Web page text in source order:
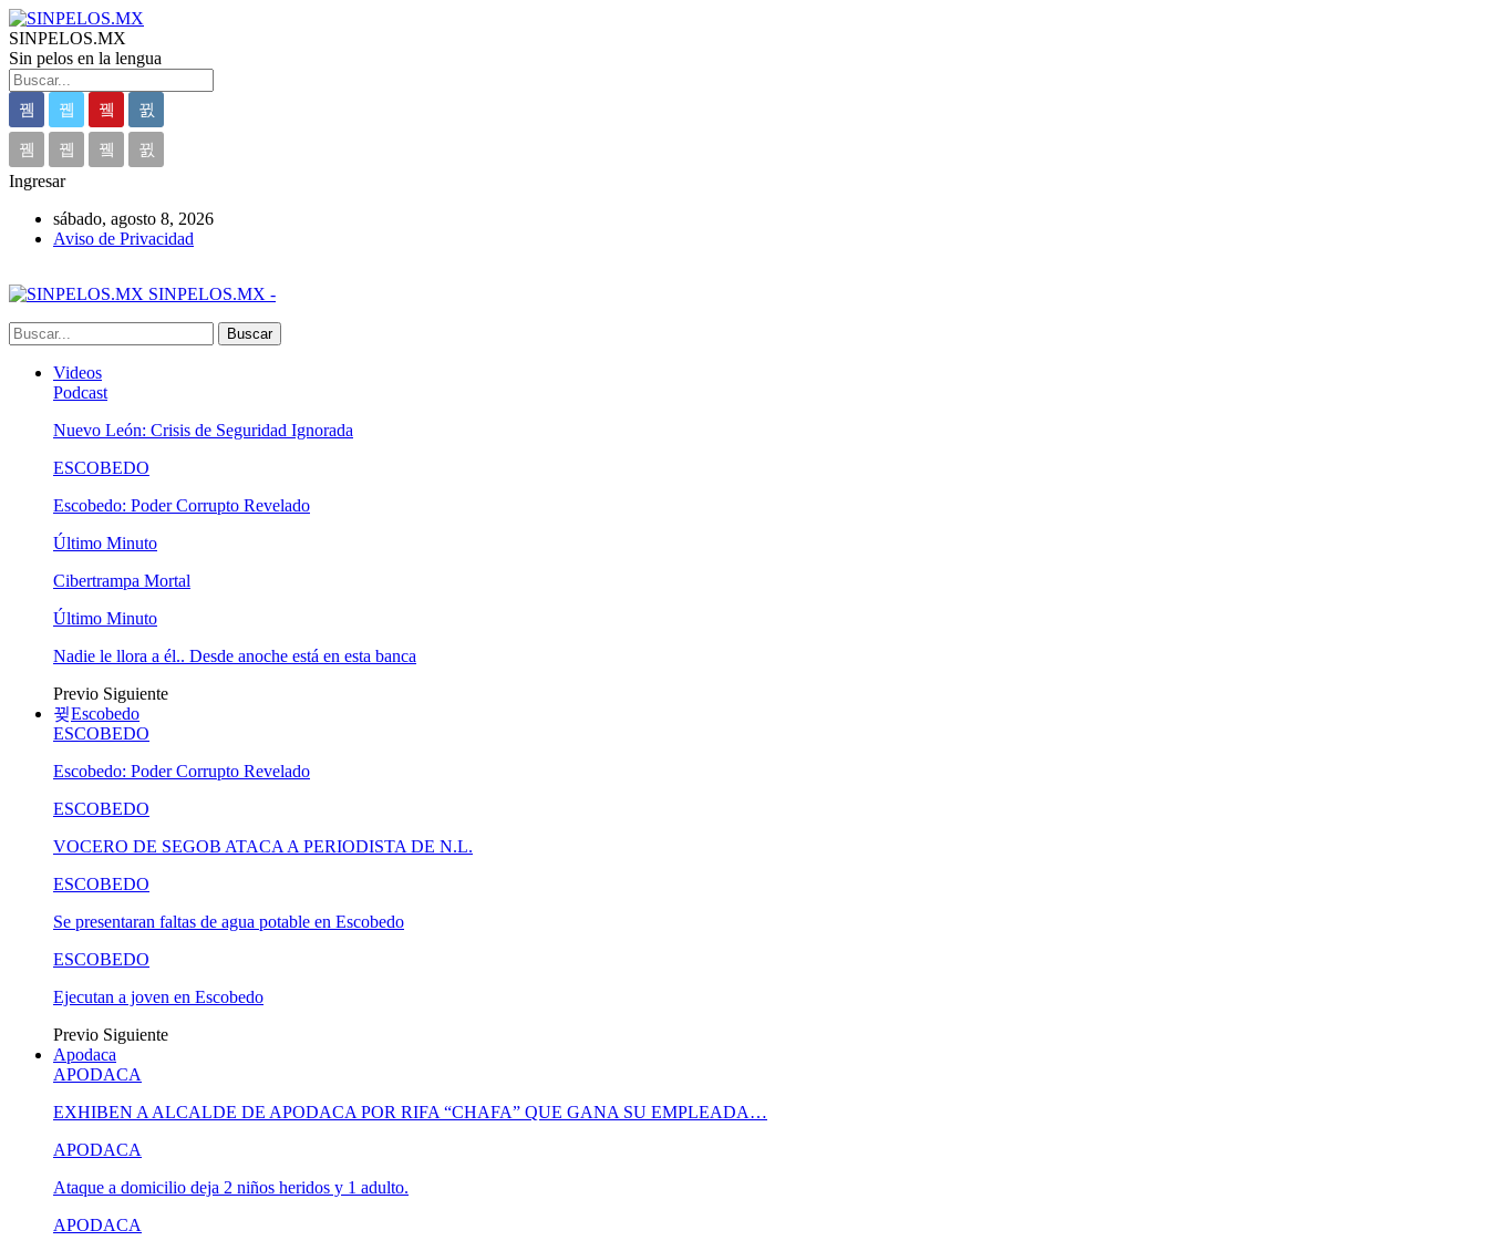
SINPELOS.MX
Sin pelos en la lengua
Ingresar
sábado, agosto 8, 2026
Aviso de Privacidad
SINPELOS.MX -
Videos
Podcast
Nuevo León: Crisis de Seguridad Ignorada
ESCOBEDO
Escobedo: Poder Corrupto Revelado
Último Minuto
Cibertrampa Mortal
Último Minuto
Nadie le llora a él.. Desde anoche está en esta banca
Previo Siguiente
Escobedo
ESCOBEDO
Escobedo: Poder Corrupto Revelado
ESCOBEDO
VOCERO DE SEGOB ATACA A PERIODISTA DE N.L.
ESCOBEDO
Se presentaran faltas de agua potable en Escobedo
ESCOBEDO
Ejecutan a joven en Escobedo
Previo Siguiente
Apodaca
APODACA
EXHIBEN A ALCALDE DE APODACA POR RIFA “CHAFA” QUE GANA SU EMPLEADA…
APODACA
Ataque a domicilio deja 2 niños heridos y 1 adulto.
APODACA